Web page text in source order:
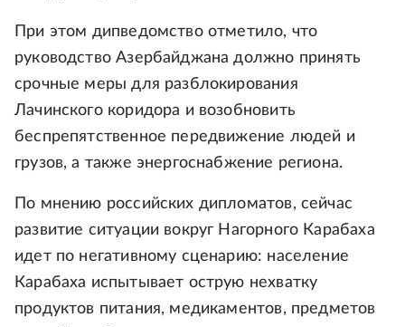
При этом дипведомство отметило, что
руководство Азербайджана должно принять
срочные меры для разблокирования
Лачинского коридора и возобновить
беспрепятственное передвижение людей и
грузов, а также энергоснабжение региона.
По мнению российских дипломатов, сейчас
развитие ситуации вокруг Нагорного Карабаха
идет по негативному сценарию: население
Карабаха испытывает острую нехватку
продуктов питания, медикаментов, предметов